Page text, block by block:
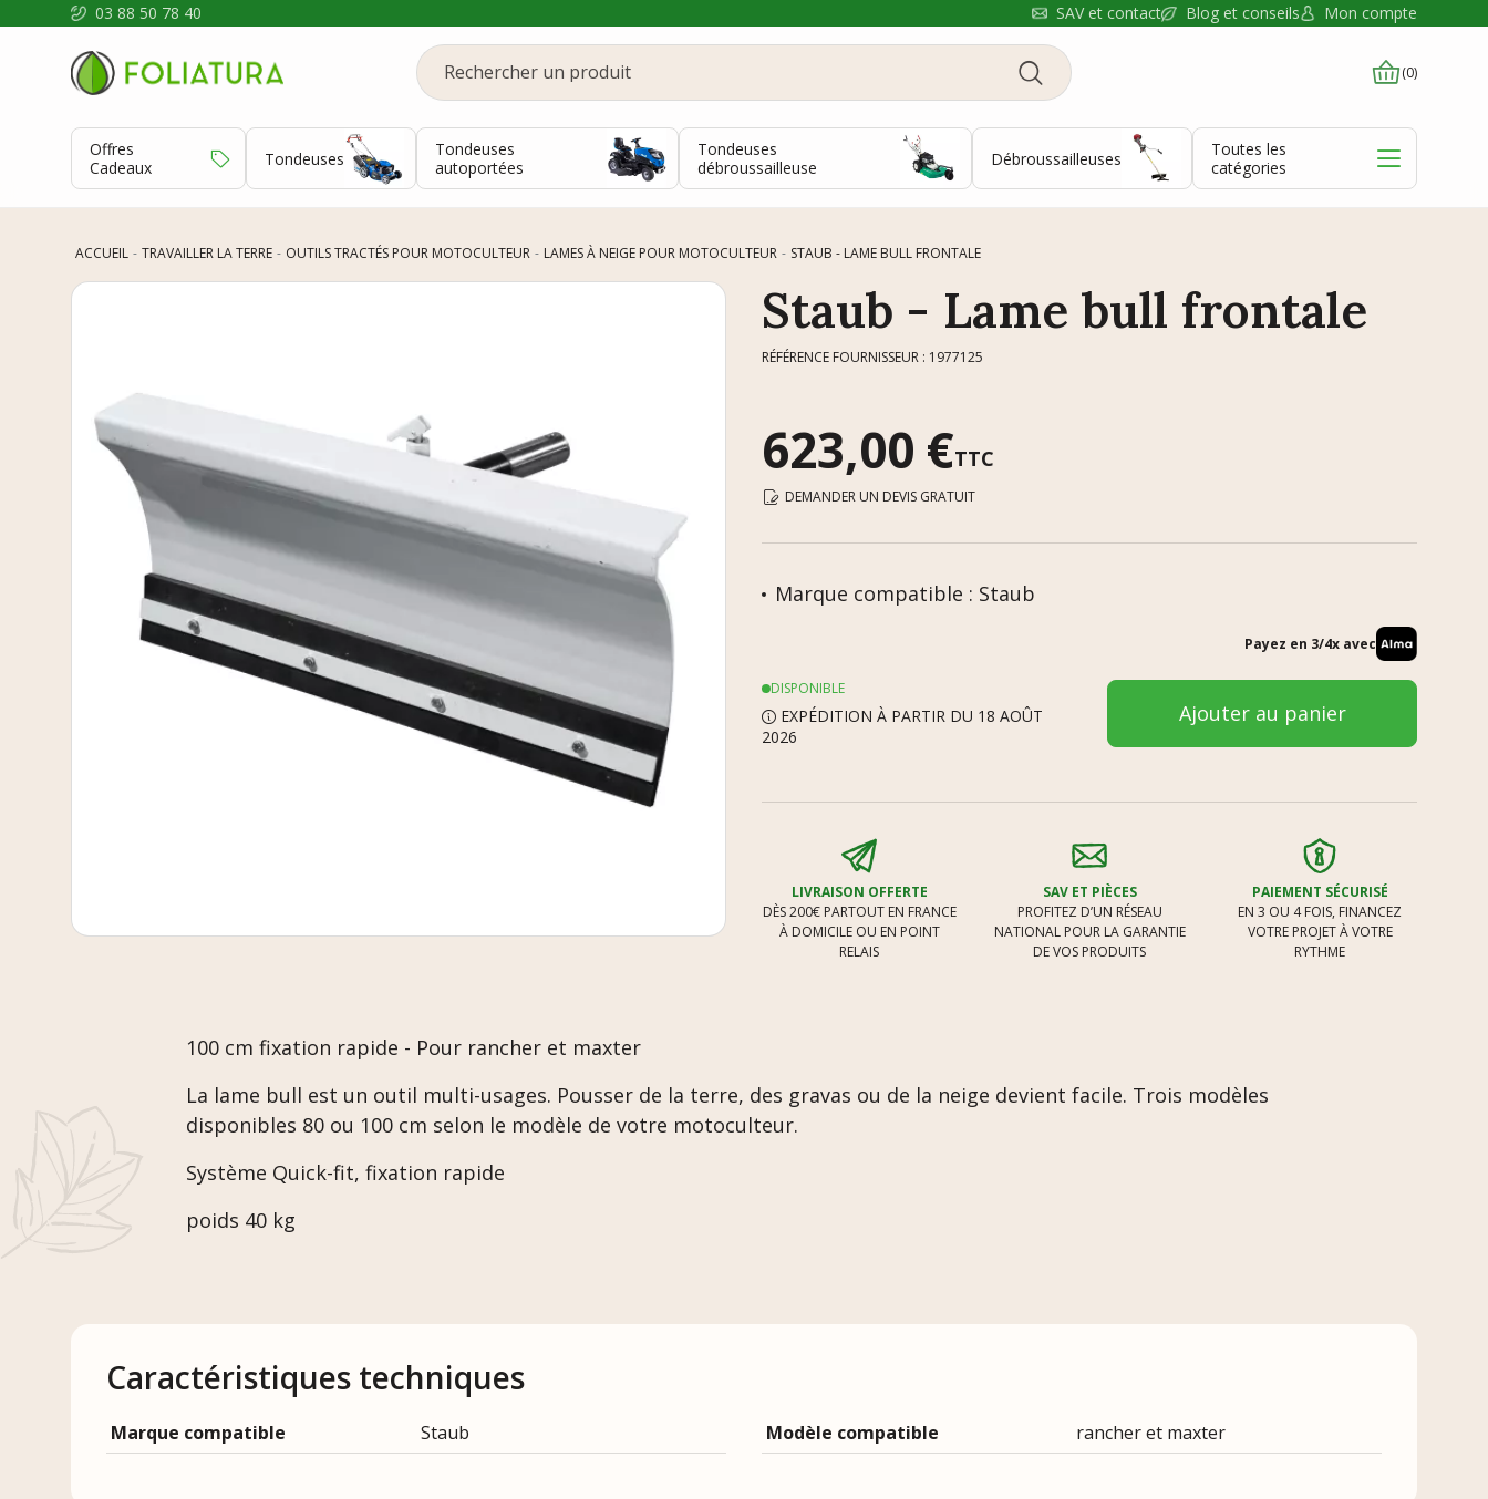
03 88 50 78 40 SAV et contact Blog et conseils Mon compte
(0)
Offres
Cadeaux
Tondeuses
Tondeuses
autoportées
Tondeuses
débroussailleuse
Débroussailleuses
Toutes les
catégories
ACCUEIL TRAVAILLER LA TERRE OUTILS TRACTÉS POUR MOTOCULTEUR LAMES À NEIGE POUR MOTOCULTEUR STAUB - LAME BULL FRONTALE
Staub - Lame bull frontale
RÉFÉRENCE FOURNISSEUR : 1977125
623,00 €TTC
DEMANDER UN DEVIS GRATUIT
Marque compatible : Staub
Payez en 3/4x avec
DISPONIBLE
EXPÉDITION À PARTIR DU 18 AOÛT
2026
Ajouter au panier
LIVRAISON OFFERTE
DÈS 200€ PARTOUT EN FRANCE
À DOMICILE OU EN POINT
RELAIS
SAV ET PIÈCES
PROFITEZ D’UN RÉSEAU
NATIONAL POUR LA GARANTIE
DE VOS PRODUITS
PAIEMENT SÉCURISÉ
EN 3 OU 4 FOIS, FINANCEZ
VOTRE PROJET À VOTRE
RYTHME
100 cm fixation rapide - Pour rancher et maxter
La lame bull est un outil multi-usages. Pousser de la terre, des gravas ou de la neige devient facile. Trois modèles
disponibles 80 ou 100 cm selon le modèle de votre motoculteur.
Système Quick-fit, fixation rapide
poids 40 kg
Caractéristiques techniques
Marque compatible Staub Modèle compatible rancher et maxter